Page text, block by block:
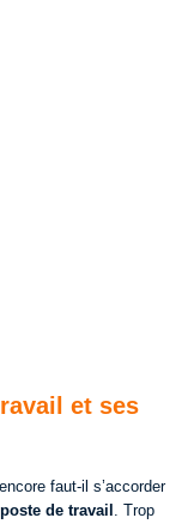
et ses
faut-il s’accorder
de travail . Trop